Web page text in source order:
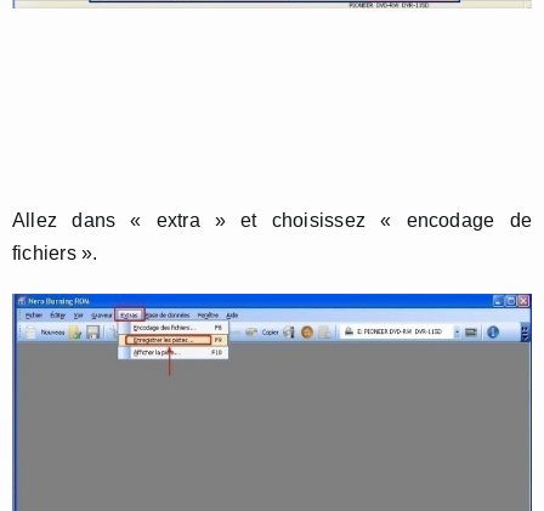
Allez dans « extra » et choisissez « encodage de
fichiers ».